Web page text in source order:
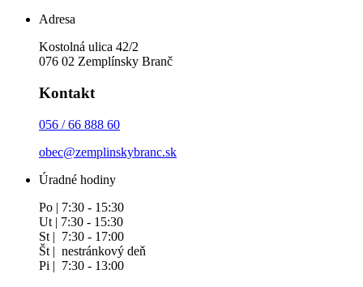
Adresa
Kostolná ulica 42/2
076 02 Zemplínsky Branč
Kontakt
056 / 66 888 60
obec@zemplinskybranc.sk
Úradné hodiny
Po | 7:30 - 15:30
Ut | 7:30 - 15:30
St | 7:30 - 17:00
Št | nestránkový deň
Pi | 7:30 - 13:00